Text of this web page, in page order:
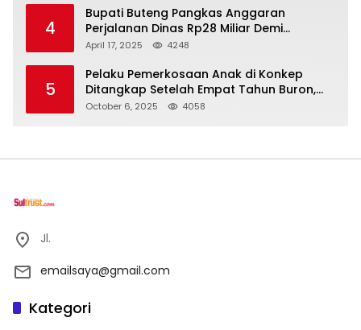
4
Bupati Buteng Pangkas Anggaran
Perjalanan Dinas Rp28 Miliar Demi
Kesejahteraan Rakyat
April 17, 2025 4248
5
Pelaku Pemerkosaan Anak di Konkep
Ditangkap Setelah Empat Tahun Buron,
Polisi Masih Buru Satu Pelaku Lain
October 6, 2025 4058
Jl.
emailsaya@gmail.com
Kategori